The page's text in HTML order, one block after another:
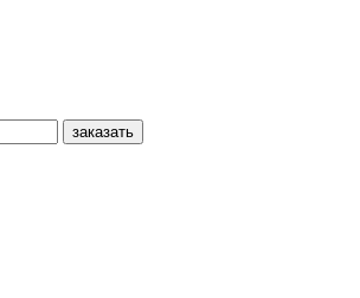
заказать